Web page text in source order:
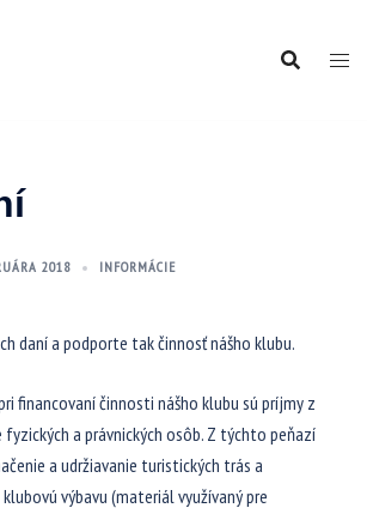
2018 INFORMÁCIE
daní a podporte tak činnosť nášho klubu.
financovaní činnosti nášho klubu sú príjmy z
fyzických a právnických osôb. Z týchto peňazí
a udržiavanie turistických trás a
výbavu (materiál využívaný pre